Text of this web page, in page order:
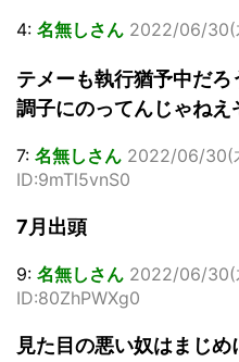
4: 名無しさん 2022/06/30(
テメーも執行猶予中だろ
調子にのってんじゃねえ
7: 名無しさん 2022/06/30(
ID:9mTl5vnS0
7月出頭
9: 名無しさん 2022/06/30(
ID:80ZhPWXg0
見た目の悪い奴はまじ